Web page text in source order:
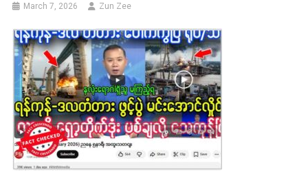
March 7, 2026 Zun Zee